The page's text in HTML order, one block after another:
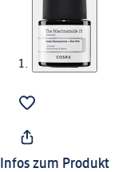
Infos zum Produkt